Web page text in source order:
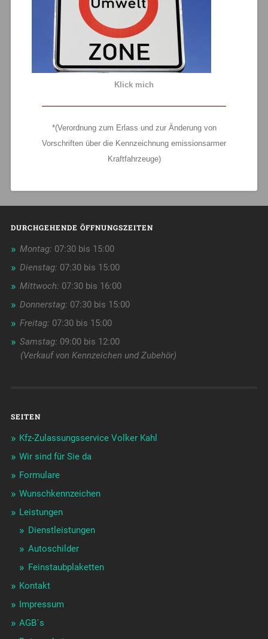
Klick mich
*(Verordnung zum Erlass und zur Änderung von
Vorschriften über die Kennzeichnung emissionsarmer
Kraftfahrzeuge)
DURCHGEHENDE ÖFFNUNGSZEITEN
Montag: 07:30 bis 15:00
Dienstag: 07:30 bis 15:00
Mittwoch: 07:30 bis 16:00
Donnerstag: 07:30 bis 15:00
Freitag: 07:30 bis 15:00
Samstag: 09:00 bis 12:00
(Verkauf von Kennzeichen und Zubehör)
SEITEN
Kfz-Zulassungsservice Volker Kahl
Wir sind für Sie da
Formulare
Wunschkennzeichen
Leistungen
Dienstleistungen
Autoschilder
Feinstaubplaketten
Kontakt
Impressum
AGB´s